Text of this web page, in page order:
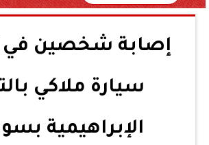
إصابة شخصين في
سيارة ملاكي
الإبراهيمية